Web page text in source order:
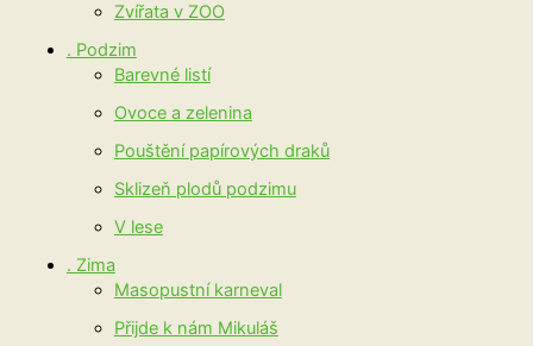
Zvířata v ZOO
. Podzim
Barevné listí
Ovoce a zelenina
Pouštění papírových draků
Sklizeň plodů podzimu
V lese
. Zima
Masopustní karneval
Přijde k nám Mikuláš